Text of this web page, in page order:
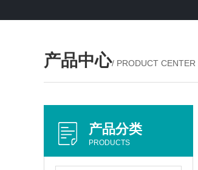
产品中心/ PRODUCT CENTER
产品分类
PRODUCTS